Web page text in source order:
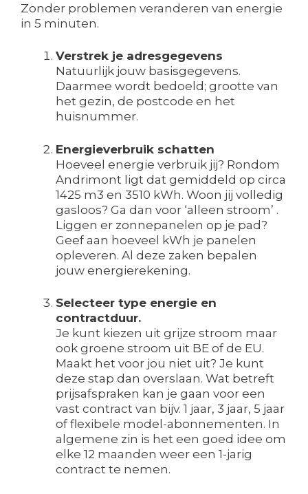
Zonder problemen veranderen van energie
in 5 minuten.
Verstrek je adresgegevens
Natuurlijk jouw basisgegevens.
Daarmee wordt bedoeld; grootte van
het gezin, de postcode en het
huisnummer.
Energieverbruik schatten
Hoeveel energie verbruik jij? Rondom
Andrimont ligt dat gemiddeld op circa
1425 m3 en 3510 kWh. Woon jij volledig
gasloos? Ga dan voor ‘alleen stroom’ .
Liggen er zonnepanelen op je pad?
Geef aan hoeveel kWh je panelen
opleveren. Al deze zaken bepalen
jouw energierekening.
Selecteer type energie en
contractduur.
Je kunt kiezen uit grijze stroom maar
ook groene stroom uit BE of de EU.
Maakt het voor jou niet uit? Je kunt
deze stap dan overslaan. Wat betreft
prijsafspraken kan je gaan voor een
vast contract van bijv. 1 jaar, 3 jaar, 5 jaar
of flexibele model-abonnementen. In
algemene zin is het een goed idee om
elke 12 maanden weer een 1-jarig
contract te nemen.